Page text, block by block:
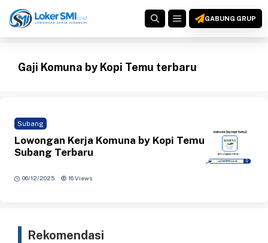
ke
MENUGABUNG GRUP
Gaji Komuna by Kopi Temu terbaru
Subang
Lowongan Kerja Komuna by Kopi Temu
Subang Terbaru
06/12/2025 · 16 Views
Rekomendasi